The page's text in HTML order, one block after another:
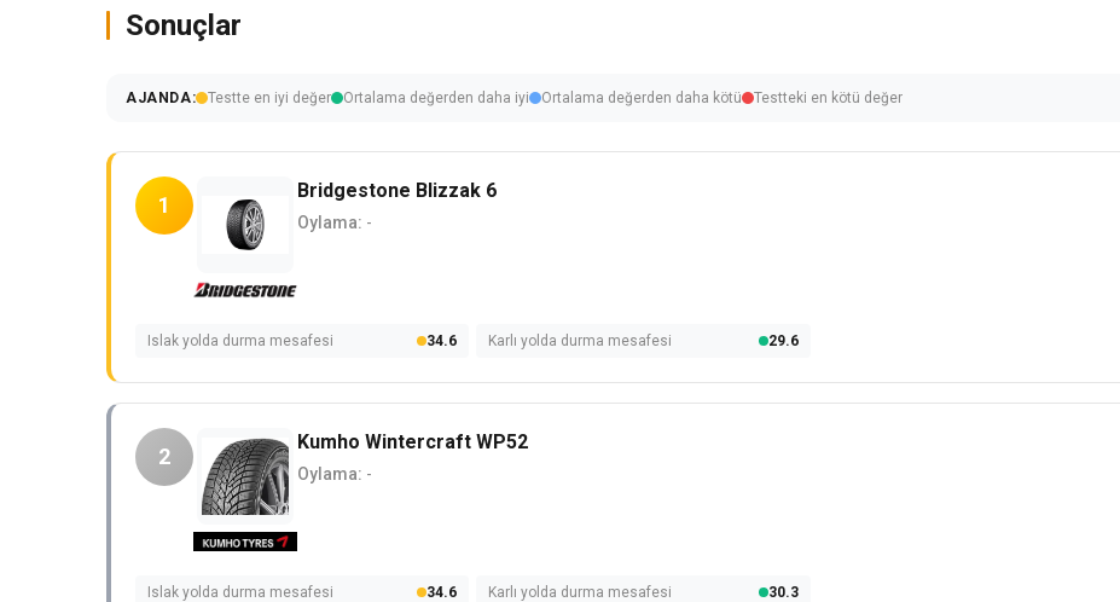
Sonuçlar
AJANDA: Testte en iyi değer Ortalama değerden daha iyi Ortalama değerden daha kötü Testteki en kötü değer
1
Bridgestone Blizzak 6
Oylama: -
Islak yolda durma mesafesi 34.6 Karlı yolda durma mesafesi 29.6
2
Kumho Wintercraft WP52
Oylama: -
Islak yolda durma mesafesi 34.6 Karlı yolda durma mesafesi 30.3